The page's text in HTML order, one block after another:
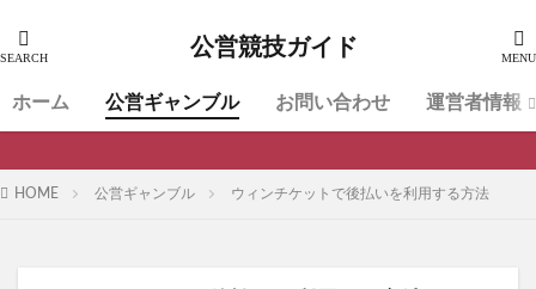
公営競技ガイド
ホーム 公営ギャンブル お問い合わせ 運営者情報
HOME 公営ギャンブル ウィンチケットで後払いを利用する方法